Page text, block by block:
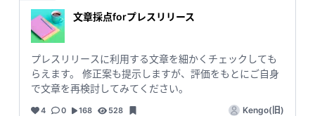
文章採点forプレスリリース
プレスリリースに利用する文章を細かくチェックしても
らえます。 修正案も提示しますが、評価をもとにご自身
で文章を再検討してみてください。
4 0 168 528 Kengo(旧)